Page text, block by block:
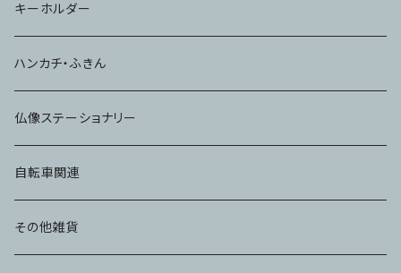
キーホルダー
ハンカチ・ふきん
仏像ステーショナリー
自転車関連
その他雑貨